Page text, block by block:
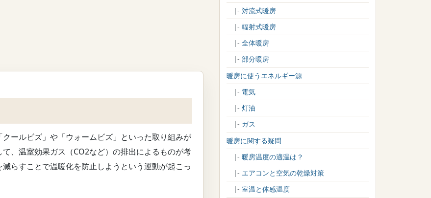
ールビズ」や「ウォームビズ」といった取り組みが
、温室効果ガス（CO2など）の排出によるものが考
らすことで温暖化を防止しようという運動が起こっ
|- 対流式暖房
|- 輻射式暖房
|- 全体暖房
|- 部分暖房
暖房に使うエネルギー源
|- 電気
|- 灯油
|- ガス
暖房に関する疑問
|- 暖房温度の適温は？
|- エアコンと空気の乾燥対策
|- 室温と体感温度